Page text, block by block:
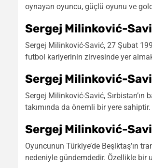
oynayan oyuncu, güçlü oyunu ve
Sergej Milinković-
Sergej Milinković-Savić, 27 Şubat
futbol kariyerinin zirvesinde yer
Sergej Milinković-
Sergej Milinković-Savić,
takımında da önemli bir yere sahiptir.
Sergej Milinković-
Oyuncunun Türkiye’de Beşiktaş’ın
nedeniyle gündemdedir. Özellikle bir